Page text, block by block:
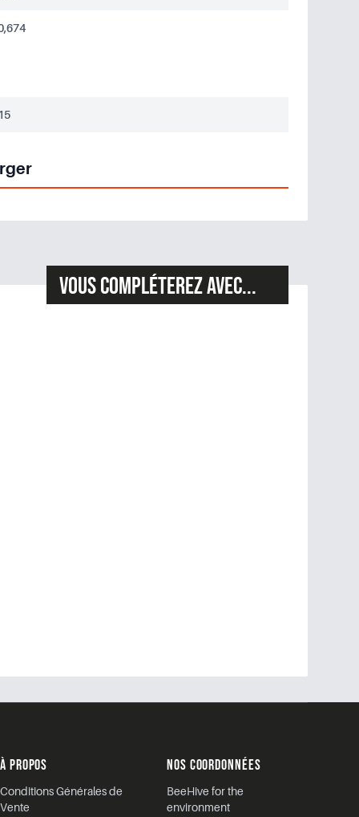
Vous compléterez avec...
À PROPOS
Conditions Générales de
Vente
NOS COORDONNÉES
BeeHive for the
environment